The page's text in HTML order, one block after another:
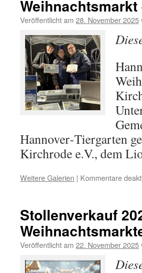
Veröffentlicht am 28. November 2025
Hannover‑Tiergarten
Kirchrode e.V., dem
Weitere Galerien | Kommentare
Stollenverkauf
Veröffentlicht am 22. November 2025